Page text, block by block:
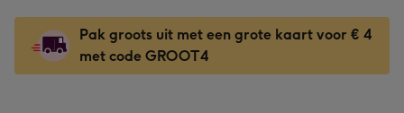
130
x
130
mm
-
Dimensions:
167
-
€6,49
-
Pak groots uit met een grote kaart voor € 4
met code GROOT4